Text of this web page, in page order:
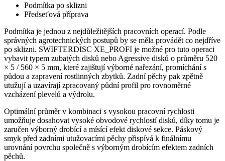
Podmítka po sklizni
Předseťová příprava
Podmítka je jednou z nejdůležitějších pracovních operací. Podle
správných agrotechnických postupů by se měla provádět co nejdříve
po sklizni. SWIFTERDISC XE_PROFI je možné pro tuto operaci
vybavit typem zubatých disků nebo Agressive disků o průměru 520
× 5 / 560 × 5 mm, které zajištují výborné nařezání, promíchání s
půdou a zapravení rostlinných zbytků. Zadní pěchy pak zpětně
utužují a uzavírají zpracovaný půdní profil pro rovnoměrné
vzcházení plevelů a výdrolu.
Optimální průměr v kombinaci s vysokou pracovní rychlosti
umožňuje dosahovat vysoké obvodové rychlostí disků, díky tomu je
zaručen výborný drobící a mísící efekt diskové sekce. Páskový
smyk před zadními utužovacími pěchy přispívá k finálnímu
urovnání povrchu společně s výborným drobícím efektem zadních
pěchů.